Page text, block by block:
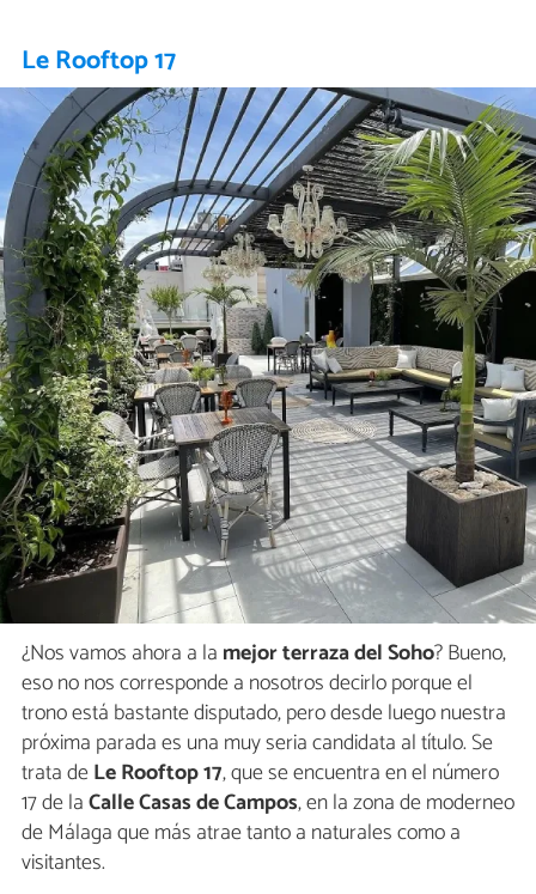
Le Rooftop 17
¿Nos vamos ahora a la mejor terraza del Soho? Bueno,
eso no nos corresponde a nosotros decirlo porque el
trono está bastante disputado, pero desde luego nuestra
próxima parada es una muy seria candidata al título. Se
trata deLe Rooftop 17, que se encuentra en el número
17 de laCalle Casas de Campos, en la zona de moderneo
de Málaga que más atrae tanto a naturales como a
visitantes.